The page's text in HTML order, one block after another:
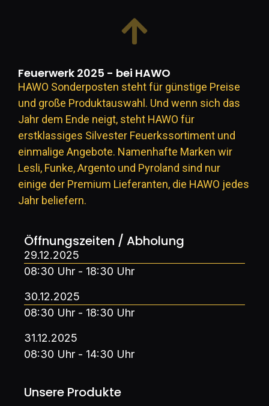
Feuerwerk 2025 - bei HAWO
HAWO Sonderposten steht für günstige Preise
und große Produktauswahl. Und wenn sich das
Jahr dem Ende neigt, steht HAWO für
erstklassiges Silvester Feuerkssortiment und
einmalige Angebote. Namenhafte Marken wir
Lesli, Funke, Argento und Pyroland sind nur
einige der Premium Lieferanten, die HAWO jedes
Jahr beliefern.
Öffnungszeiten / Abholung
29.12.2025
08:30 Uhr - 18:30 Uhr
30.12.2025
08:30 Uhr - 18:30 Uhr
31.12.2025
08:30 Uhr - 14:30 Uhr
Unsere Produkte